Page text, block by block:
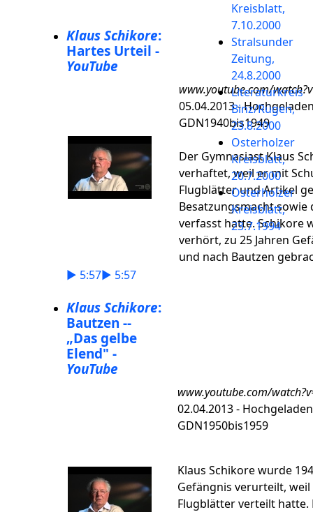
Klaus Schikore:
Hartes Urteil -
YouTube
www.youtube.com/
05.04.2013 -
GDN1940bis1949
Der Gymnasiast Klaus
verhaftet, weil er mit
Flugblätter und Artikel
Besatzungsmacht sowie
verfasst hatte. Schikore
verhört, zu 25 Jahren
und nach Bautzen
► 5:57► 5:57
Klaus Schikore:
Bautzen --
„Das gelbe
Elend" -
YouTube
www.youtube.com/
02.04.2013 -
GDN1950bis1959
Klaus Schikore wurde
Gefängnis verurteilt,
Flugblätter verteilt hatte.
Kreisblatt,
7.10.2000
Stralsunder
Zeitung,
24.8.2000
Literaturkreis
Binz/Rügen,
23.8.2000
Osterholzer
Kreisblatt,
20.7.2000
Osterholzer
Kreisblatt,
23.7.1994